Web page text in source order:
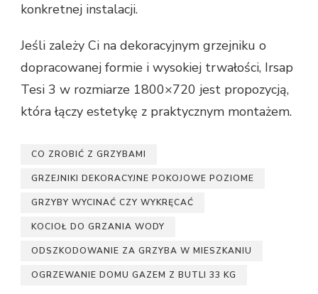
konkretnej instalacji.
Jeśli zależy Ci na dekoracyjnym grzejniku o
dopracowanej formie i wysokiej trwałości, Irsap
Tesi 3 w rozmiarze 1800×720 jest propozycją,
która łączy estetykę z praktycznym montażem.
CO ZROBIĆ Z GRZYBAMI
GRZEJNIKI DEKORACYJNE POKOJOWE POZIOME
GRZYBY WYCINAĆ CZY WYKRĘCAĆ
KOCIOŁ DO GRZANIA WODY
ODSZKODOWANIE ZA GRZYBA W MIESZKANIU
OGRZEWANIE DOMU GAZEM Z BUTLI 33 KG